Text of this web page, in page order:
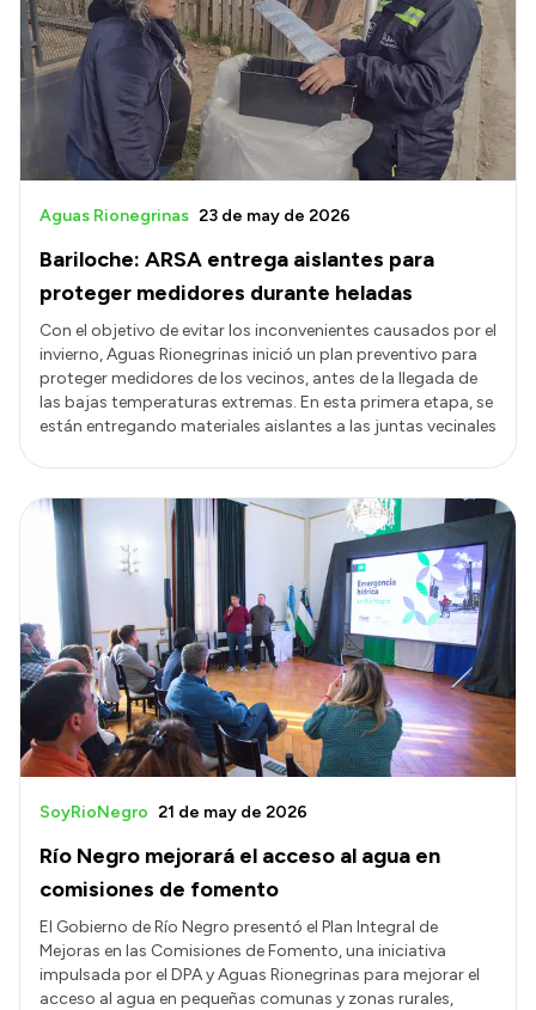
Bariloche: ARSA entrega aislantes para
proteger medidores durante heladas
Aguas Rionegrinas 23 de may de 2026
Con el objetivo de evitar los inconvenientes causados por el
invierno, Aguas Rionegrinas inició un plan preventivo para
proteger medidores de los vecinos, antes de la llegada de
las bajas temperaturas extremas. En esta primera etapa, se
están entregando materiales aislantes a las juntas vecinales
Río Negro mejorará el acceso al agua en
comisiones de fomento
SoyRioNegro 21 de may de 2026
El Gobierno de Río Negro presentó el Plan Integral de
Mejoras en las Comisiones de Fomento, una iniciativa
impulsada por el DPA y Aguas Rionegrinas para mejorar el
acceso al agua en pequeñas comunas y zonas rurales,